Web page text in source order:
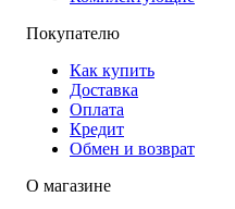
Покупателю
Как купить
Доставка
Оплата
Кредит
Обмен и возврат
О магазине